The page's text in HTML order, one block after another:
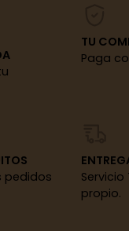
TU
Paga
pedidos
propio.